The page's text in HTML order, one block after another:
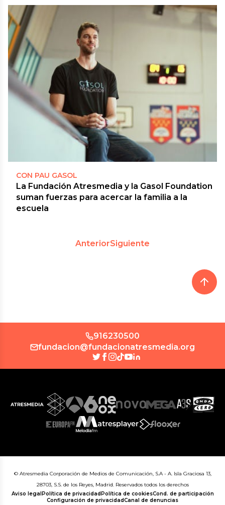
CON PAU GASOL
La Fundación Atresmedia y la Gasol Foundation
suman fuerzas para acercar la familia a la
escuela
AnteriorSiguiente
916230500
fundacion@fundacionatresmedia.org
© Atresmedia Corporación de Medios de Comunicación, S.A - A. Isla Graciosa 13,
28703, S.S. de los Reyes, Madrid. Reservados todos los derechos
Aviso legal Política de privacidad Política de cookiesCond. de participación
Configuración de privacidadCanal de denuncias